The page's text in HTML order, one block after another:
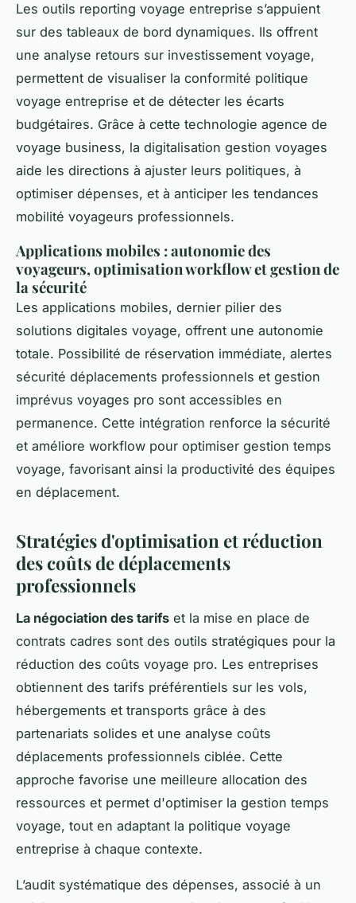
Les outils reporting voyage entreprise s’appuient
sur des tableaux de bord dynamiques. Ils offrent
une analyse retours sur investissement voyage,
permettent de visualiser la conformité politique
voyage entreprise et de détecter les écarts
budgétaires. Grâce à cette technologie agence de
voyage business, la digitalisation gestion voyages
aide les directions à ajuster leurs politiques, à
optimiser dépenses, et à anticiper les tendances
mobilité voyageurs professionnels.
Applications mobiles : autonomie des
voyageurs, optimisation workflow et gestion de
la sécurité
Les applications mobiles, dernier pilier des
solutions digitales voyage, offrent une autonomie
totale. Possibilité de réservation immédiate, alertes
sécurité déplacements professionnels et gestion
imprévus voyages pro sont accessibles en
permanence. Cette intégration renforce la sécurité
et améliore workflow pour optimiser gestion temps
voyage, favorisant ainsi la productivité des équipes
en déplacement.
Stratégies d'optimisation et réduction
des coûts de déplacements
professionnels
La négociation des tarifs et la mise en place de
contrats cadres sont des outils stratégiques pour la
réduction des coûts voyage pro. Les entreprises
obtiennent des tarifs préférentiels sur les vols,
hébergements et transports grâce à des
partenariats solides et une analyse coûts
déplacements professionnels ciblée. Cette
approche favorise une meilleure allocation des
ressources et permet d'optimiser la gestion temps
voyage, tout en adaptant la politique voyage
entreprise à chaque contexte.
L’audit systématique des dépenses, associé à un